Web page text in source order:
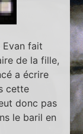
fait
de la fille,
a écrire
cette
donc pas
le baril en